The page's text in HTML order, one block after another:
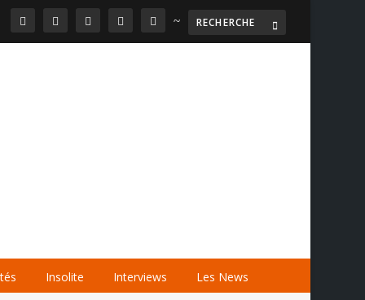
~
Insolite Interviews Les News